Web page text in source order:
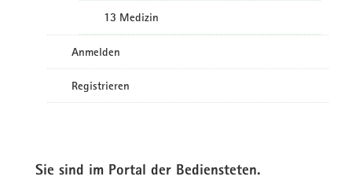
13 Medizin
Anmelden
Registrieren
Sie sind im Portal der Bediensteten.